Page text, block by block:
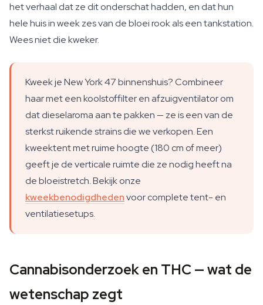
het verhaal dat ze dit onderschat hadden, en dat hun
hele huis in week zes van de bloei rook als een tankstation.
Wees niet die kweker.
Kweek je New York 47 binnenshuis? Combineer
haar met een koolstoffilter en afzuigventilator om
dat dieselaroma aan te pakken — ze is een van de
sterkst ruikende strains die we verkopen. Een
kweektent met ruime hoogte (180 cm of meer)
geeft je de verticale ruimte die ze nodig heeft na
de bloeistretch. Bekijk onze
kweekbenodigdhedenvoor complete tent- en
ventilatiesetups.
Cannabisonderzoek en THC — wat de
wetenschap zegt